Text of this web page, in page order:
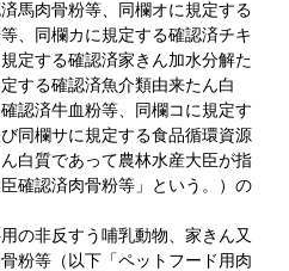
馬肉骨粉等、同欄オに規定する
、同欄カに規定する確認済チキ
定する確認済家きん加水分解た
する確認済魚介類由来たん白
認済牛血粉等、同欄コに規定す
同欄サに規定する食品循環資源
白質であって農林水産大臣が指
確認済肉骨粉等」という。）の
の非反すう哺乳動物、家きん又
粉等（以下「ペットフード用肉